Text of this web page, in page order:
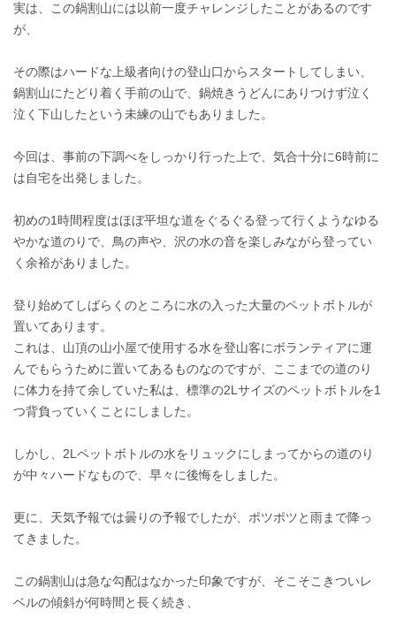
実は、この鍋割山には以前一度チャレンジしたことがあるのです
が、
その際はハードな上級者向けの登山口からスタートしてしまい、
鍋割山にたどり着く手前の山で、鍋焼きうどんにありつけず泣く
泣く下山したという未練の山でもありました。
今回は、事前の下調べをしっかり行った上で、気合十分に6時前に
は自宅を出発しました。
初めの1時間程度はほぼ平坦な道をぐるぐる登って行くようなゆる
やかな道のりで、鳥の声や、沢の水の音を楽しみながら登ってい
く余裕がありました。
登り始めてしばらくのところに水の入った大量のペットボトルが
置いてあります。
これは、山頂の山小屋で使用する水を登山客にボランティアに運
んでもらうために置いてあるものなのですが、ここまでの道のり
に体力を持て余していた私は、標準の2Lサイズのペットボトルを1
つ背負っていくことにしました。
しかし、2Lペットボトルの水をリュックにしまってからの道のり
が中々ハードなもので、早々に後悔をしました。
更に、天気予報では曇りの予報でしたが、ポツポツと雨まで降っ
てきました。
この鍋割山は急な勾配はなかった印象ですが、そこそこきついレ
ベルの傾斜が何時間と長く続き、